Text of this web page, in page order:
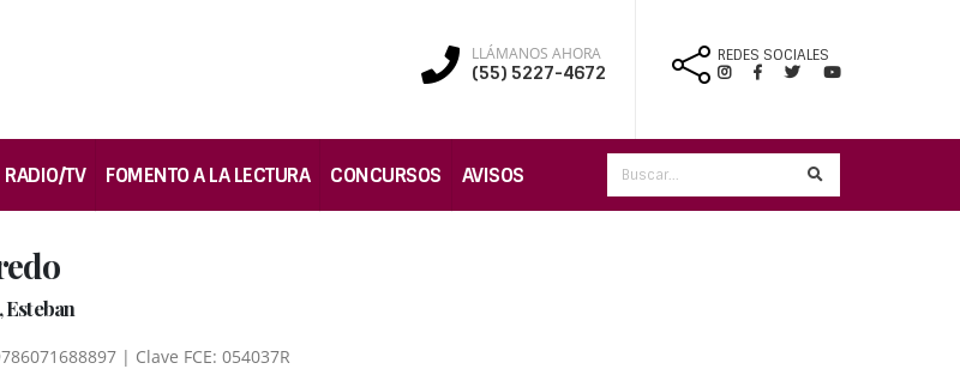
LLÁMANOS AHORA
(55) 5227-4672
REDES SOCIALES
RADIO/TV FOMENTO A LA LECTURA CONCURSOS AVISOS
Esteban
| Clave FCE: 054037R